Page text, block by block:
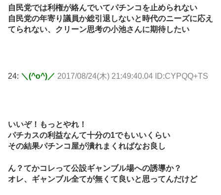
自民党では利権が絡んでいてパチンコを止められない
自民党の年寄り議員か総引退しないと時代のニーズに応え
てられない、クリーン思考の小池さんに期待したい
24: ＼(^o^)／ 2017/08/24(木) 21:49:40.04 ID:CYPQQ+TS
いいぞ！もっとやれ！
パチカスの利益なんて十分の1でもいいくらい
その結果パチンコ屋が潰れまくればなお良し
ん？てかコレって公設ギャンブル場への誘導か？
オレ、ギャンブル全てが無くて良いと思ってんだけど